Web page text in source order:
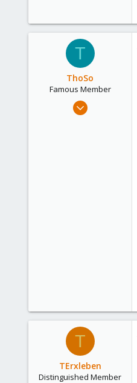
T
ThoSo
Famous Member
Apr 14, 2024
T
TErxleben
Distinguished Member